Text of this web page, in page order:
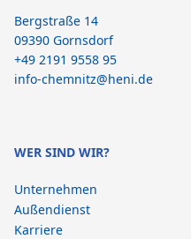
Bergstraße 14
09390 Gornsdorf
+49 2191 9558 95
info-chemnitz@heni.de
WER SIND WIR?
Unternehmen
Außendienst
Karriere